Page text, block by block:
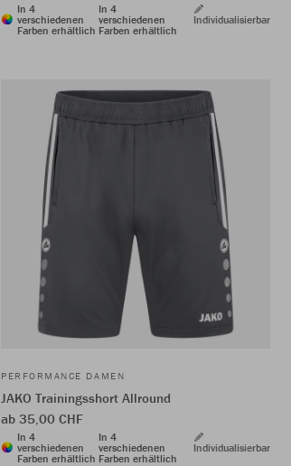
In 4
verschiedenen
Farben erhältlich
In 4
verschiedenen
Farben erhältlich
Individualisierbar
PERFORMANCE DAMEN
JAKO Trainingsshort Allround
ab 35,00 CHF
In 4
verschiedenen
Farben erhältlich
In 4
verschiedenen
Farben erhältlich
Individualisierbar